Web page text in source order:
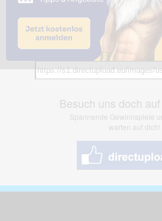
BB Code
Besuch uns doch
Spannende Gewinnspiele
warten auf dich!